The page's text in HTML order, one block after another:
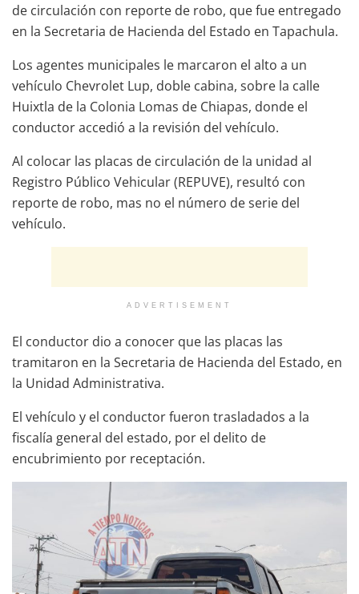
de circulación con reporte de robo, que fue entregado
en la Secretaria de Hacienda del Estado en Tapachula.
Los agentes municipales le marcaron el alto a un
vehículo Chevrolet Lup, doble cabina, sobre la calle
Huixtla de la Colonia Lomas de Chiapas, donde el
conductor accedió a la revisión del vehículo.
Al colocar las placas de circulación de la unidad al
Registro Público Vehicular (REPUVE), resultó con
reporte de robo, mas no el número de serie del
vehículo.
ADVERTISEMENT
El conductor dio a conocer que las placas las
tramitaron en la Secretaria de Hacienda del Estado, en
la Unidad Administrativa.
El vehículo y el conductor fueron trasladados a la
fiscalía general del estado, por el delito de
encubrimiento por receptación.